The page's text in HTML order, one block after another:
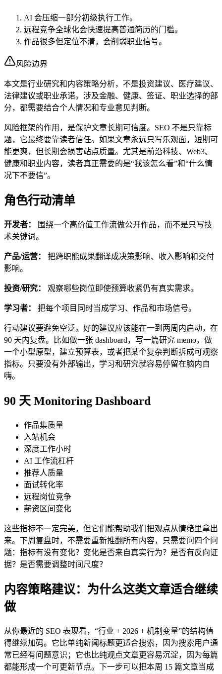
AI 会压缩一部分初级执行工作。
远程竞争全球化会快速提高普通简历的门槛。
作品很多但定位不清，会削弱职业信号。
风险边界
本文是行业研究和内容策略分析，不是投资建议、医疗建议、
法律建议或职业承诺。涉及金融、健康、签证、职业选择的部
分，都需要结合个人情况和专业意见判断。
风险框架的作用，是保护文章长期可信度。SEO 不是只靠标
题，它最终要靠读者信任。如果文章永远只写乐观面，短期可
能更爽，但长期会损害站点质量。尤其是前沿科技、Web3、
健康和职业内容，读者真正需要的是“我该怎么看”和“什么情
况下不要信”。
角色行动清单
开发者：
围绕一个高价值工作流做公开作品，而不是只写技
术关键词。
产品/运营：
把跨职能成果翻译成决策影响、收入影响和交付
影响。
投资/研究： 观察哪些岗位即使预算收紧仍有真实需求。
学习者： 把每个项目同时当成学习、作品和市场信号。
行动建议要避免空泛。好的建议应该能在一到两周内启动，在
90 天内复盘。比如做一张 dashboard，写一篇研究 memo，做
一个小型原型，建立预算表，或者把某个复杂判断拆成可观察
指标。只要没有外部输出，学习和研究就容易停留在脑内自
嗨。
90 天 Monitoring Dashboard
作品集质量
入站机会
深度工作小时
AI 工作流杠杆
推荐人质量
面试转化率
远程岗位竞争
薪资区间变化
这些指标不一定完美，但它们能帮助我们把观点从情绪里拿出
来。下周复盘时，不需要重新推翻所有内容，只需要问四个问
题：指标有没有变化？变化是否来自真实行为？是否有反向证
据？是否需要调整时间尺度？
内容策略建议：为什么这类文章适合继续
做
从你最近的 SEO 表现看，“行业 + 2026 + 机制变量”的结构值
得继续加码。它比单纯新闻标题更适合搜索，因为搜索用户通
常已经有问题意识；它也比纯观点文章更容易沉淀，因为每篇
都能形成一个可更新节点。下一步可以把本周 15 篇文章当成